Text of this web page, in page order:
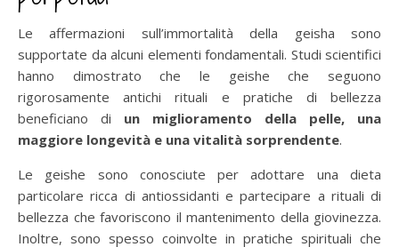
Le affermazioni sull’immortalità della geisha sono
supportate da alcuni elementi fondamentali. Studi scientifici
hanno dimostrato che le geishe che seguono
rigorosamente antichi rituali e pratiche di bellezza
beneficiano di un miglioramento della pelle, una
maggiore longevità e una vitalità sorprendente.
Le geishe sono conosciute per adottare una dieta
particolare ricca di antiossidanti e partecipare a rituali di
bellezza che favoriscono il mantenimento della giovinezza.
Inoltre, sono spesso coinvolte in pratiche spirituali che